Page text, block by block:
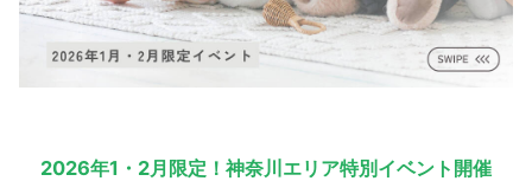
2026年1・2月限定！神奈川エリア特別イベント開催